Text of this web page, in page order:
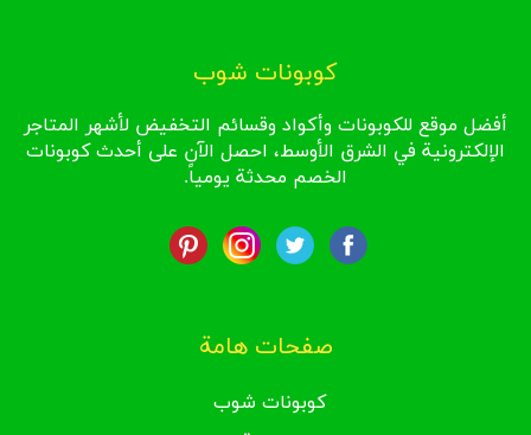
كوبونات شوب
أفضل موقع للكوبونات وأكواد وقسائم التخفيض لأشهر المتاجر
الإلكترونية في الشرق الأوسط، احصل الآن على أحدث كوبونات
الخصم محدثة يومياً.
صفحات هامة
كوبونات شوب